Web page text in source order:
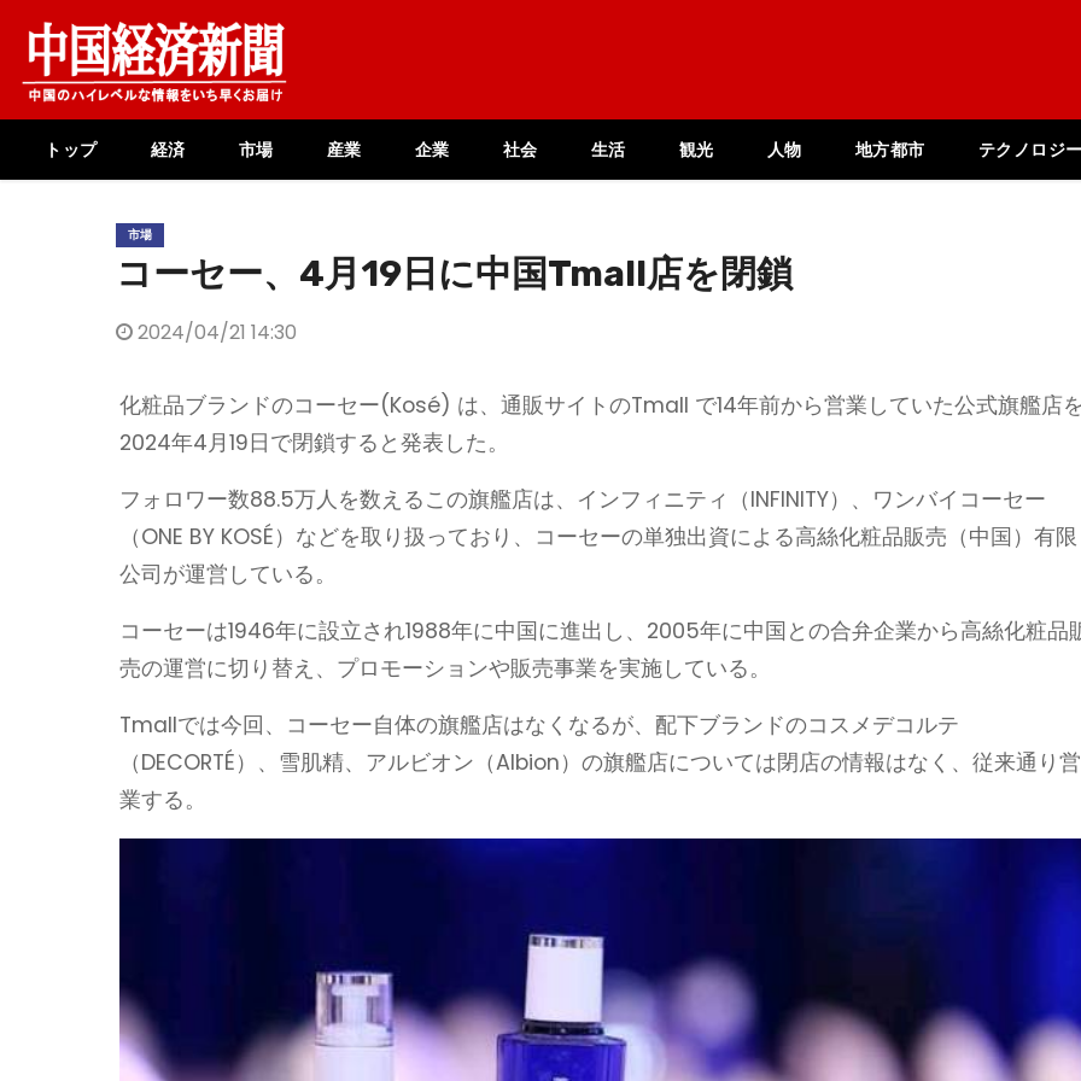
content
トップ 経済 市場 産業 企業 社会 生活 観光 人物 地方都市 テクノロジ
市場
コーセー、4月19日に中国Tmall店を閉鎖
2024/04/21 14:30
化粧品ブランドのコーセー(Kosé) は、通販サイトのTmall で14年前から営業していた公式旗艦店
2024年4月19日で閉鎖すると発表した。
フォロワー数88.5万人を数えるこの旗艦店は、インフィニティ（INFINITY）、ワンバイコーセー
（ONE BY KOSÉ）などを取り扱っており、コーセーの単独出資による高絲化粧品販売（中国）有限
公司が運営している。
コーセーは1946年に設立され1988年に中国に進出し、2005年に中国との合弁企業から高絲化粧品
売の運営に切り替え、プロモーションや販売事業を実施している。
Tmallでは今回、コーセー自体の旗艦店はなくなるが、配下ブランドのコスメデコルテ
（DECORTÉ）、雪肌精、アルビオン（Albion）の旗艦店については閉店の情報はなく、従来通り営
業する。